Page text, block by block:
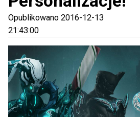
Opublikowano 2016-12-13
21:43:00